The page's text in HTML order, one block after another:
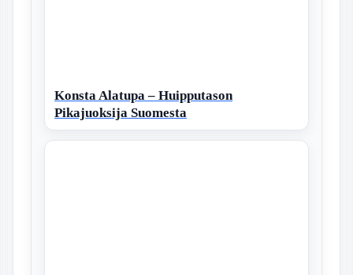
Konsta Alatupa – Huipputason
Pikajuoksija Suomesta